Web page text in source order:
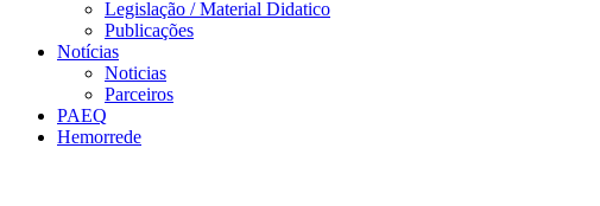
Legislação / Material Didatico
Publicações
Notícias
Noticias
Parceiros
PAEQ
Hemorrede